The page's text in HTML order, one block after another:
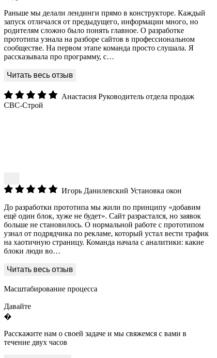
Раньше мы делали лендинги прямо в конструкторе. Каждый
запуск отличался от предыдущего, информации много, но
родителям сложно было понять главное. О разработке
прототипа узнала на разборе сайтов в профессиональном
сообществе. На первом этапе команда просто слушала. Я
рассказывала про программу, с…
Анастасия Руководитель отдела продаж
СВС-Строй
Игорь Данилевский Установка окон
До разработки прототипа мы жили по принципу «добавим
ещё один блок, хуже не будет». Сайт разрастался, но заявок
больше не становилось. О нормальной работе с прототипом
узнал от подрядчика по рекламе, который устал вести трафик
на хаотичную страницу. Команда начала с аналитики: какие
блоки люди во…
Масштабирование процесса
Давайте
�
Расскажите нам о своей задаче и мы свяжемся с вами в
течение двух часов